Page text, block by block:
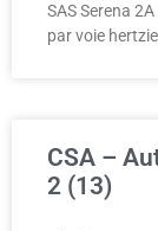
SAS Serena
par voie
CSA –
2 (13)